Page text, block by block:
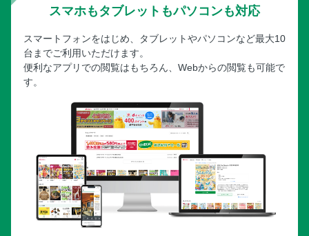
スマホもタブレットもパソコンも対応
スマートフォンをはじめ、タブレットやパソコンなど最大10
台までご利用いただけます。
便利なアプリでの閲覧はもちろん、Webからの閲覧も可能で
す。